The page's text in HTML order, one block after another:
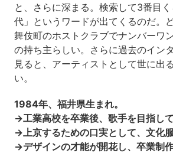
と、さらに深まる。検索して3番目
代」というワードが出てくるのだ。
舞伎町のホストクラブでナンバーワ
の持ち主らしい。さらに過去のイン
見ると、アーティストとして世に出
い。
1984年、福井県生まれ。
→工業高校を卒業後、歌手を目指し
→上京するための口実として、文化
→デザインの才能が開花し、卒業制